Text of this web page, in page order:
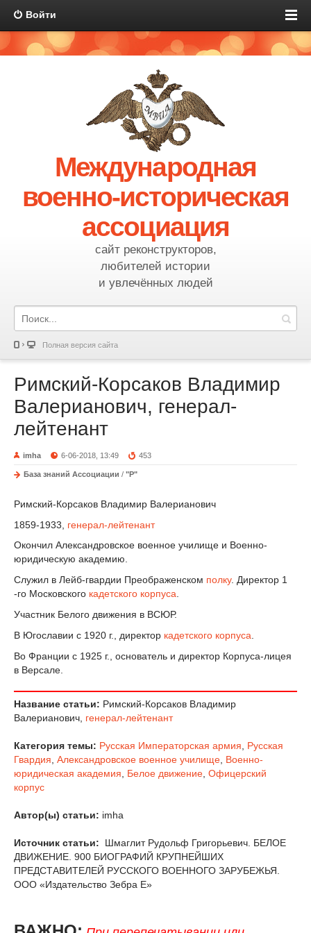
Войти
Международная
военно-историческая
ассоциация
сайт реконструкторов,
любителей истории
и увлечённых людей
Полная версия сайта
Римский-Корсаков Владимир
Валерианович, генерал-
лейтенант
imha 6-06-2018, 13:49 453
База знаний Ассоциации / "Р"
Римский-Корсаков Владимир Валерианович
1859-1933, генерал-лейтенант
Окончил Александровское военное училище и Военно-
юридическую академию.
Служил в Лейб-гвардии Преображенском полку. Директор 1
-го Московского кадетского корпуса
Участник Белого движения в ВСЮР.
В Югославии с 1920 г., директор кадетского корпуса
Во Франции с 1925 г., основатель и директор Корпуса-лицея
в Версале.
Название статьи: Римский-Корсаков Владимир
Валерианович, генерал-лейтенант
Категория темы: Русская Императорская армия
Русская
Гвардия Александровское военное училище Военно-
юридическая академия
Белое движение Офицерский
корпус
Автор(ы) статьи: imha
Источник статьи:
Шмаглит Рудольф Григорьевич. БЕЛОЕ
ДВИЖЕНИЕ. 900 БИОГРАФИЙ КРУПНЕЙШИХ
ПРЕДСТАВИТЕЛЕЙ РУССКОГО ВОЕННОГО ЗАРУБЕЖЬЯ.
ООО «Издательство Зебра Е»